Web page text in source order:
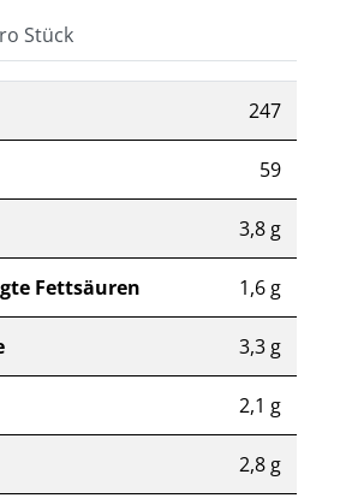
Stück
247
59
3,8 g
Fettsäuren 1,6 g
3,3 g
2,1 g
2,8 g